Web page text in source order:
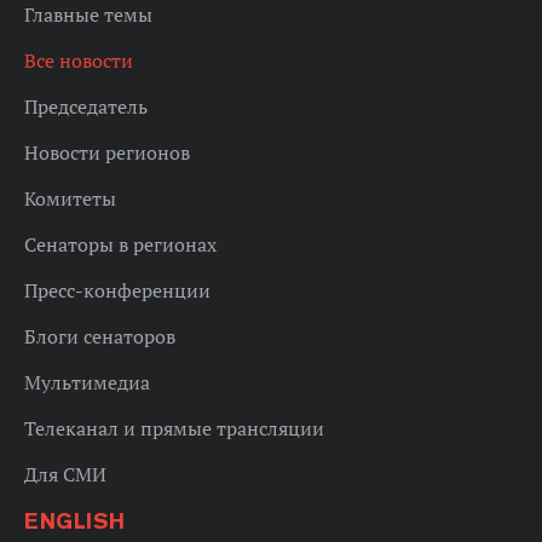
Главные темы
Все новости
Председатель
Новости регионов
Комитеты
Сенаторы в регионах
Пресс-конференции
Блоги сенаторов
Мультимедиа
Телеканал и прямые трансляции
Для СМИ
ENGLISH